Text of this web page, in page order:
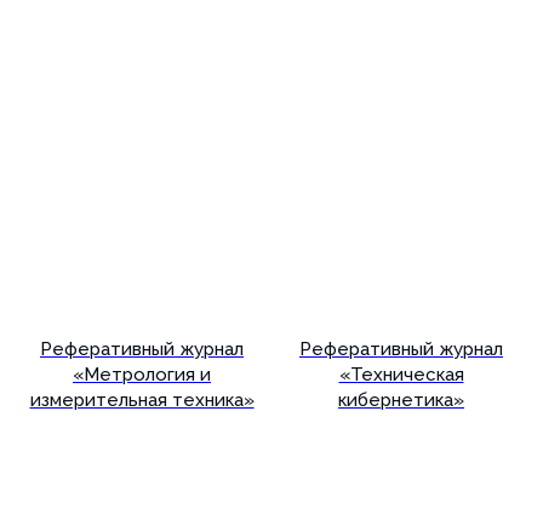
Реферативный журнал
«Метрология и
измерительная техника»
Реферативный журнал
«Техническая
кибернетика»